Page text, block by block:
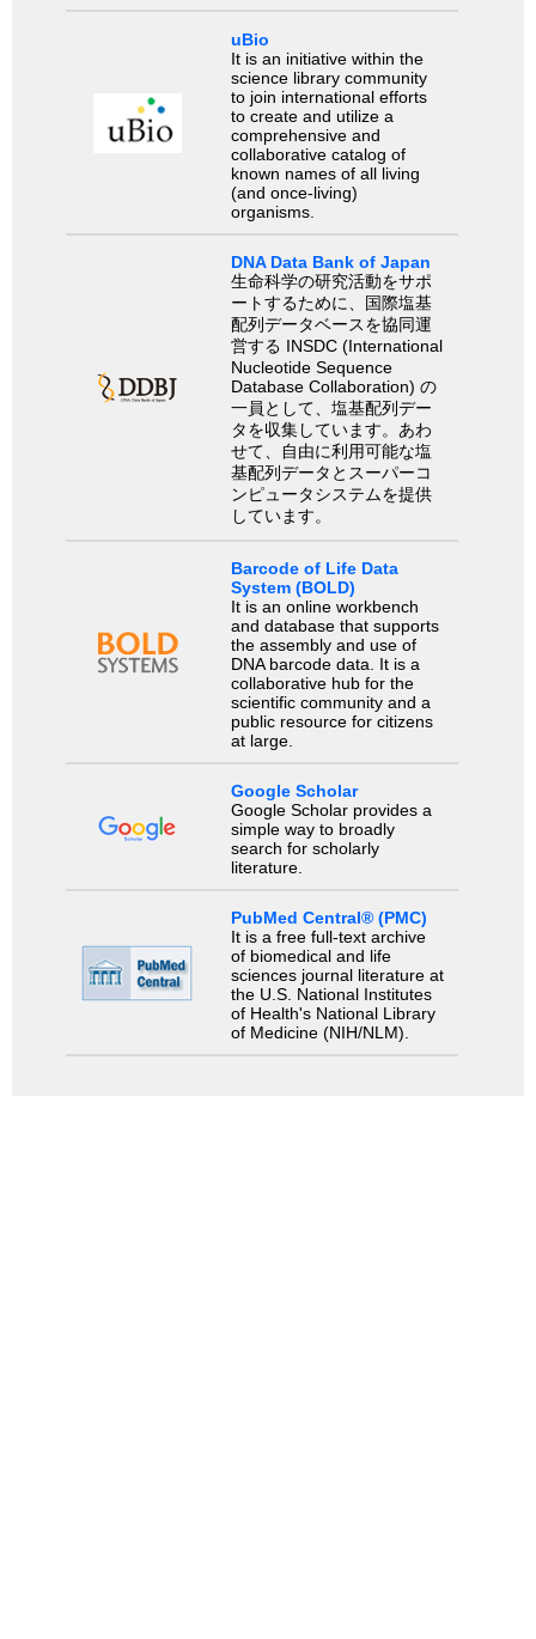
uBio
It is an initiative within the
science library community
to join international efforts
to create and utilize a
comprehensive and
collaborative catalog of
known names of all living
(and once-living)
organisms.
DNA Data Bank of Japan
生命科学の研究活動をサポ
ートするために、国際塩基
配列データベースを協同運
営する INSDC (International
Nucleotide Sequence
Database Collaboration) の
一員として、塩基配列デー
タを収集しています。あわ
せて、自由に利用可能な塩
基配列データとスーパーコ
ンピュータシステムを提供
しています。
Barcode of Life Data
System (BOLD)
It is an online workbench
and database that supports
the assembly and use of
DNA barcode data. It is a
collaborative hub for the
scientific community and a
public resource for citizens
at large.
Google Scholar
Google Scholar provides a
simple way to broadly
search for scholarly
literature.
PubMed Central® (PMC)
It is a free full-text archive
of biomedical and life
sciences journal literature at
the U.S. National Institutes
of Health's National Library
of Medicine (NIH/NLM).